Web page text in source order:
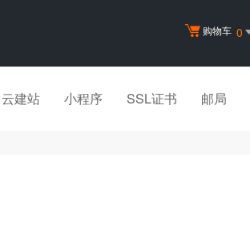
购物车 0
云建站 小程序 SSL证书 邮局